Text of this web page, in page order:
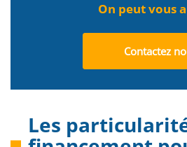
On peut vous
Contactez
Les